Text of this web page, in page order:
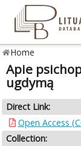
Home
Apie
ugdymą
Direct Link:
Open Access
Collection: